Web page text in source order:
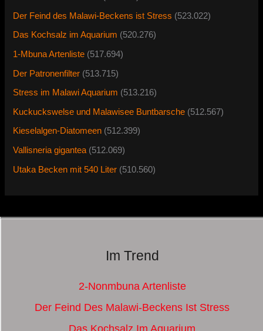
Der Feind des Malawi-Beckens ist Stress (523.022)
Das Kochsalz im Aquarium (520.276)
1-Mbuna Artenliste (517.694)
Der Patronenfilter (513.715)
Stress im Malawi Aquarium (513.216)
Kuckuckswelse und Malawisee Buntbarsche (512.567)
Kieselalgen-Diatomeen (512.399)
Vallisneria gigantea (512.069)
Utaka Becken mit 540 Liter (510.560)
Im Trend
2-Nonmbuna Artenliste
Der Feind Des Malawi-Beckens Ist Stress
Das Kochsalz Im Aquarium